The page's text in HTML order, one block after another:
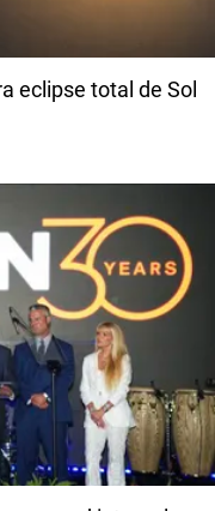
eclipse total de Sol